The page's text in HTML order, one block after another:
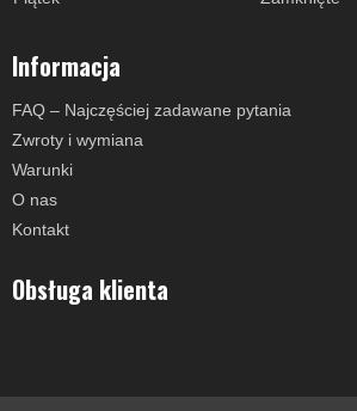
Informacja
FAQ – Najczęściej zadawane pytania
Zwroty i wymiana
Warunki
O nas
Kontakt
Obsługa klienta